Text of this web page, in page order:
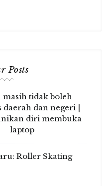
Posts
masih tidak boleh
dan negeri |
diri membuka
laptop
Roller Skating